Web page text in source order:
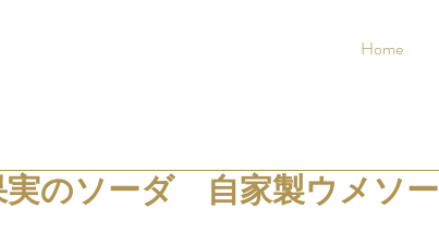
Home
実のソーダ 自家製ウメソ